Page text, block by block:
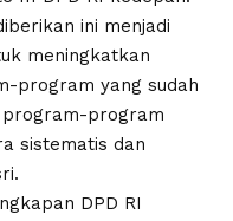
ini menjadi
meningkatkan
program yang sudah
program
sistematis dan
DPD RI